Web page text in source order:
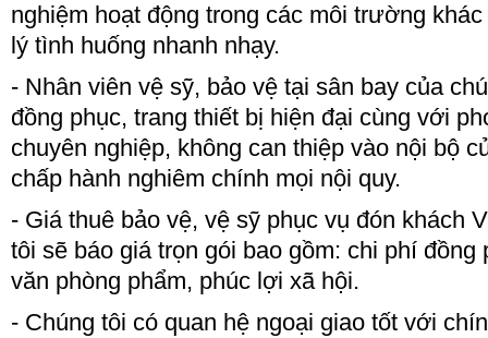
nghiệm hoạt động trong các môi trường
lý tình huống nhanh nhạy.
- Nhân viên vệ sỹ, bảo vệ tại sân bay của
đồng phục, trang thiết bị hiện đại cùng với
chuyên nghiệp, không can thiệp vào nội bộ
chấp hành nghiêm chính mọi nội quy.
- Giá thuê bảo vệ, vệ sỹ phục vụ đón khách
tôi sẽ báo giá trọn gói bao gồm: chi phí đồng
văn phòng phẩm, phúc lợi xã hội.
- Chúng tôi có quan hệ ngoại giao tốt với
Tổ chức sự kiện tiệc tất niên
thành công cho Công ty
Transimex - Saigon
Bảng giá tổ chức sinh nhật
trọn gói giá rẻ tại Hưng Yên